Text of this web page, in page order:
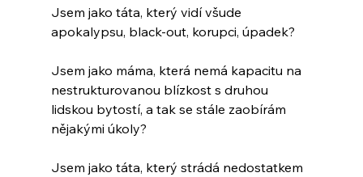
Jsem jako táta, který vidí všude
apokalypsu, black-out, korupci, úpadek?
Jsem jako máma, která nemá kapacitu na
nestrukturovanou blízkost s druhou
lidskou bytostí, a tak se stále zaobírám
nějakými úkoly?
Jsem jako táta, který strádá nedostatkem